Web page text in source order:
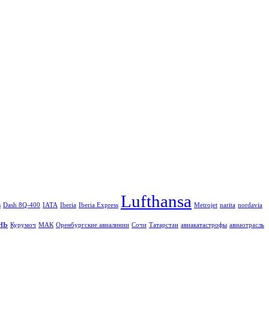
Dash 8Q-400 IATA Iberia Iberia Express Lufthansa Metrojet narita nordavia
Курумоч МАК Оренбургские авиалинии Сочи Татарстан авиакатастрофы авиаотрасль